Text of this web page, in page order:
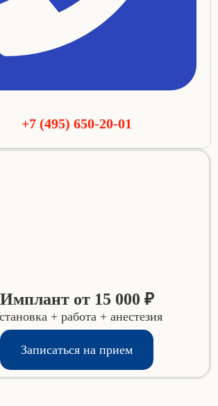
+7 (495) 650-20-01
Имплант от 15 000 ₽
+ работа + анестезия
Записаться на прием